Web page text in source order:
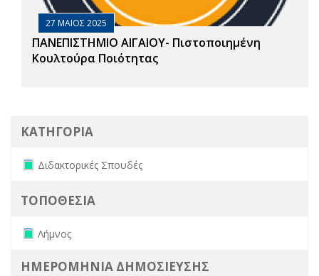
27 ΜΑΙΟΣ 2025
ΠΑΝΕΠΙΣΤΗΜΙΟ ΑΙΓΑΙΟΥ- Πιστοποιημένη
Κουλτούρα Ποιότητας
ΚΑΤΗΓΟΡΙΑ
Remove Διδακτορικές Σπουδές filter
Διδακτορικές Σπουδές
ΤΟΠΟΘΕΣΙΑ
Remove Λήμνος filter
Λήμνος
ΗΜΕΡΟΜΗΝΙΑ ΔΗΜΟΣΙΕΥΣΗΣ